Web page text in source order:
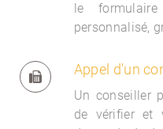
le
personnalisé,
Appel d'un
Un conseiller
de vérifier et